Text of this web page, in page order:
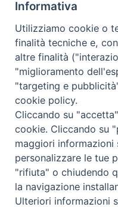
Redazione
Scrivici
Copyright ©
Trentina Editrice
Privacy Policy
Informativa
Utilizziamo cookie o
finalità tecniche e,
altre finalità
"miglioramento
"targeting e
cookie policy.
Cliccando su
cookie. Cliccando su
maggiori
personalizzare le tue
"rifiuta" o chiudendo
la navigazione
Ulteriori informazioni